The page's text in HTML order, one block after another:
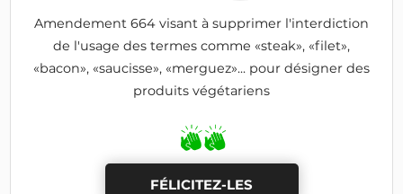
Amendement 664 visant à supprimer l'interdiction
de l'usage des termes comme «steak», «filet»,
«bacon», «saucisse», «merguez»... pour désigner des
produits végétariens
FÉLICITEZ-LES